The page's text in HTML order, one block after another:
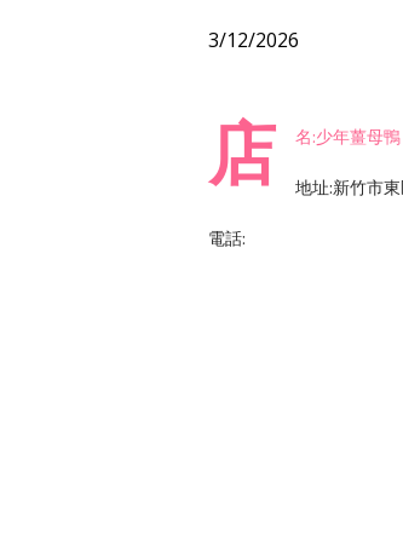
3/12/2026
店 名:少年薑母鴨
地址:新竹市
電話: